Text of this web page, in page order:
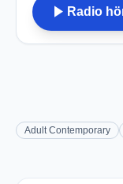
play_arrow Radio
Adult Contemporary